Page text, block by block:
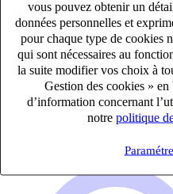
vous pouvez obtenir un
données personnelles et
pour chaque type de cookies
qui sont nécessaires au
la suite modifier vos choix à
Gestion des cookies »
d’information concernant
notre politique
CDI
40k – 50k €
Paris, Paris (75008)
Publié le 06/08/2026
Commercial & Marketing